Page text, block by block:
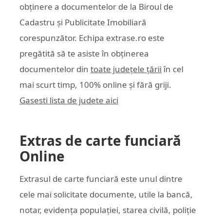
obținere a documentelor de la Biroul de
Cadastru și Publicitate Imobiliară
corespunzător. Echipa extrase.ro este
pregătită să te asiste în obținerea
documentelor din toate județele țării în cel
mai scurt timp, 100% online și fără griji.
Gasesti lista de judete aici
Extras de carte funciară
Online
Extrasul de carte funciară este unul dintre
cele mai solicitate documente, utile la bancă,
notar, evidența populației, starea civilă, poliție